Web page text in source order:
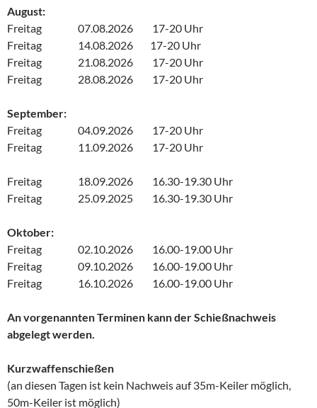
August:
Freitag 07.08.2026 17-20 Uhr
Freitag 14.08.2026 17-20 Uhr
Freitag 21.08.2026 17-20 Uhr
Freitag 28.08.2026 17-20 Uhr
September:
Freitag 04.09.2026 17-20 Uhr
Freitag 11.09.2026 17-20 Uhr
Freitag 18.09.2026 16.30-19.30 Uhr
Freitag 25.09.2025 16.30-19.30 Uhr
Oktober:
Freitag 02.10.2026 16.00-19.00 Uhr
Freitag 09.10.2026 16.00-19.00 Uhr
Freitag 16.10.2026 16.00-19.00 Uhr
An vorgenannten Terminen kann der Schießnachweis
abgelegt werden.
Kurzwaffenschießen
(an diesen Tagen ist kein Nachweis auf 35m-Keiler möglich,
50m-Keiler ist möglich)